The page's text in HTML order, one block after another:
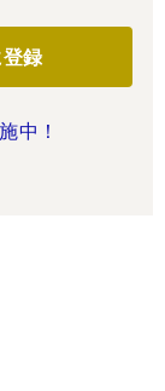
録
中！